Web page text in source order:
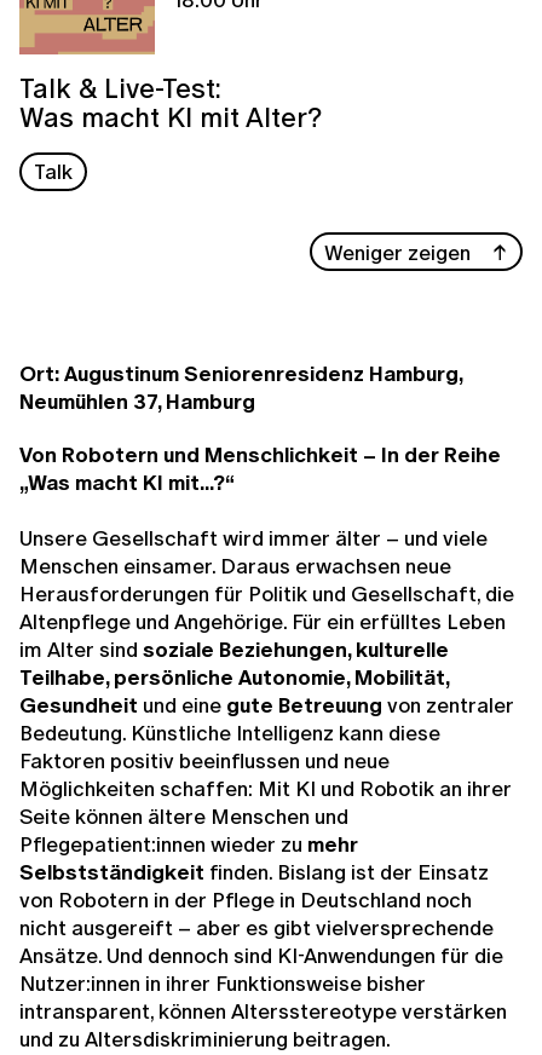
Talk & Live-Test:
Was macht KI mit Alter?
Talk
Weniger zeigen
Ort: Augustinum Seniorenresidenz Hamburg,
Neumühlen 37, Hamburg
Von Robotern und Menschlichkeit – In der Reihe
„Was macht KI mit...?“
Unsere Gesellschaft wird immer älter – und viele
Menschen einsamer. Daraus erwachsen neue
Herausforderungen für Politik und Gesellschaft, die
Altenpflege und Angehörige. Für ein erfülltes Leben
im Alter sind soziale Beziehungen, kulturelle
Teilhabe, persönliche Autonomie, Mobilität,
Gesundheit und eine gute Betreuung von zentraler
Bedeutung. Künstliche Intelligenz kann diese
Faktoren positiv beeinflussen und neue
Möglichkeiten schaffen: Mit KI und Robotik an ihrer
Seite können ältere Menschen und
Pflegepatient:innen wieder zu mehr
Selbstständigkeit finden. Bislang ist der Einsatz
von Robotern in der Pflege in Deutschland noch
nicht ausgereift – aber es gibt vielversprechende
Ansätze. Und dennoch sind KI-Anwendungen für die
Nutzer:innen in ihrer Funktionsweise bisher
intransparent, können Altersstereotype verstärken
und zu Altersdiskriminierung beitragen.